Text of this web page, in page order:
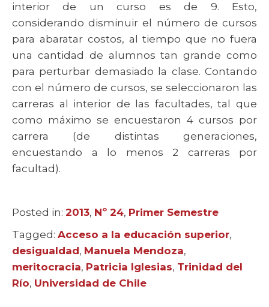
interior de un curso es de 9. Esto,
considerando disminuir el número de cursos
para abaratar costos, al tiempo que no fuera
una cantidad de alumnos tan grande como
para perturbar demasiado la clase. Contando
con el número de cursos, se seleccionaron las
carreras al interior de las facultades, tal que
como máximo se encuestaron 4 cursos por
carrera (de distintas generaciones,
encuestando a lo menos 2 carreras por
facultad).
Posted in: Categories
2013, Nº 24, Primer Semestre
Tagged: Tags
Acceso a la educación superior,
desigualdad, Manuela Mendoza,
meritocracia, Patricia Iglesias, Trinidad del
Río, Universidad de Chile